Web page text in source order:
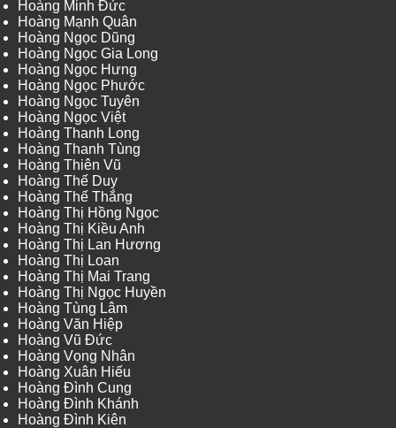
Hoàng Minh Đức
Hoàng Mạnh Quân
Hoàng Ngọc Dũng
Hoàng Ngọc Gia Long
Hoàng Ngọc Hưng
Hoàng Ngọc Phước
Hoàng Ngọc Tuyên
Hoàng Ngọc Việt
Hoàng Thanh Long
Hoàng Thanh Tùng
Hoàng Thiên Vũ
Hoàng Thế Duy
Hoàng Thế Thắng
Hoàng Thị Hồng Ngọc
Hoàng Thị Kiều Anh
Hoàng Thị Lan Hương
Hoàng Thị Loan
Hoàng Thị Mai Trang
Hoàng Thị Ngọc Huyền
Hoàng Tùng Lâm
Hoàng Văn Hiệp
Hoàng Vũ Đức
Hoàng Vọng Nhân
Hoàng Xuân Hiếu
Hoàng Đình Cung
Hoàng Đình Khánh
Hoàng Đình Kiên